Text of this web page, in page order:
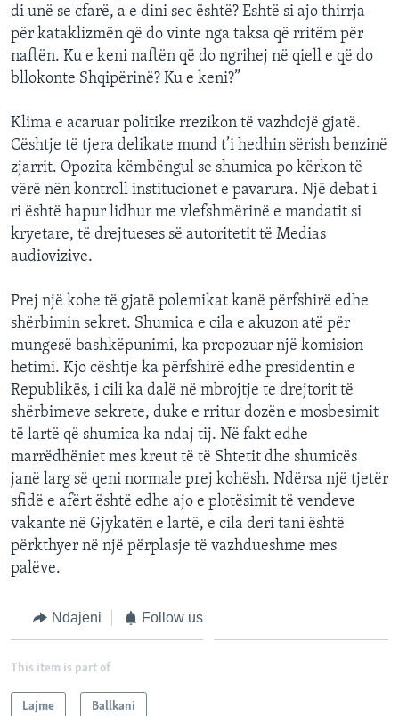
di unë se cfarë, a e dini sec është? Eshtë si ajo thirrja
për kataklizmën që do vinte nga taksa që rritëm për
naftën. Ku e keni naftën që do ngrihej në qiell e që do
bllokonte Shqipërinë? Ku e keni?”
Klima e acaruar politike rrezikon të vazhdojë gjatë.
Cështje të tjera delikate mund t’i hedhin sërish benzinë
zjarrit. Opozita këmbëngul se shumica po kërkon të
vërë nën kontroll institucionet e pavarura. Një debat i
ri është hapur lidhur me vlefshmërinë e mandatit si
kryetare, të drejtueses së autoritetit të Medias
audiovizive.
Prej një kohe të gjatë polemikat kanë përfshirë edhe
shërbimin sekret. Shumica e cila e akuzon atë për
mungesë bashkëpunimi, ka propozuar një komision
hetimi. Kjo cështje ka përfshirë edhe presidentin e
Republikës, i cili ka dalë në mbrojtje te drejtorit të
shërbimeve sekrete, duke e rritur dozën e mosbesimit
të lartë që shumica ka ndaj tij. Në fakt edhe
marrëdhëniet mes kreut të të Shtetit dhe shumicës
janë larg së qeni normale prej kohësh. Ndërsa një tjetër
sfidë e afërt është edhe ajo e plotësimit të vendeve
vakante në Gjykatën e lartë, e cila deri tani është
përkthyer në një përplasje të vazhdueshme mes
palëve.
Ndajeni Follow us
This item is part of
Lajme Ballkani